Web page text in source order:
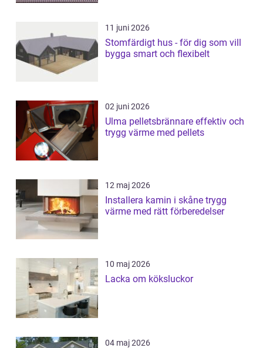
11 juni 2026
Stomfärdigt hus - för dig som vill
bygga smart och flexibelt
02 juni 2026
Ulma pelletsbrännare effektiv och
trygg värme med pellets
12 maj 2026
Installera kamin i skåne trygg
värme med rätt förberedelser
10 maj 2026
Lacka om köksluckor
04 maj 2026